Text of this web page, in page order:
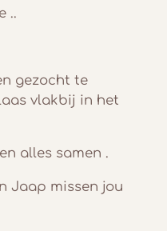
..
gezocht te
vlakbij in het
alles samen .
Jaap missen jou